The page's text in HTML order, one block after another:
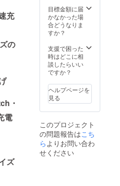
充
の
・
電
ズ
使用部
材の供
給状
上の都
合によ
り出荷
時期が
場合が
ありま
す。 ※
保証期
か月間
となっ
ており
ます。
の見え
方で
違って
ありま
す。 ※
各部名
称、使
更にな
る場合
がござ
います
了承く
ださ
い。 ※
ご注文
状況、
目標金額に届
かなかった場
合どうなりま
すか？
支援で困った
時はどこに相
談したらいい
ですか？
ヘルプページを
見る
このプロジェクト
の問題報告はこち
らよりお問い合わ
せください